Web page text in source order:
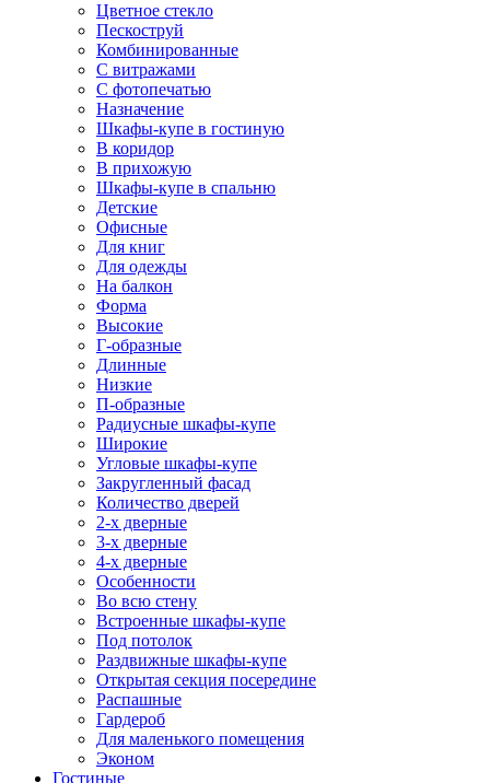
Цветное стекло
Пескоструй
Комбинированные
С витражами
С фотопечатью
Назначение
Шкафы-купе в гостиную
В коридор
В прихожую
Шкафы-купе в спальню
Детские
Офисные
Для книг
Для одежды
На балкон
Форма
Высокие
Г-образные
Длинные
Низкие
П-образные
Радиусные шкафы-купе
Широкие
Угловые шкафы-купе
Закругленный фасад
Количество дверей
2-х дверные
3-х дверные
4-х дверные
Особенности
Во всю стену
Встроенные шкафы-купе
Под потолок
Раздвижные шкафы-купе
Открытая секция посередине
Распашные
Гардероб
Для маленького помещения
Эконом
Гостиные